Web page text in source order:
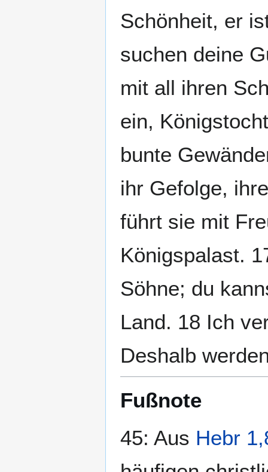
Schönheit, er
suchen deine
mit all ihren
ein,
bunte
ihr Gefolge,
führt sie mit
Königspalast.
Söhne; du
Land. 18 Ich
Deshalb
Fußnote
45: Aus Hebr